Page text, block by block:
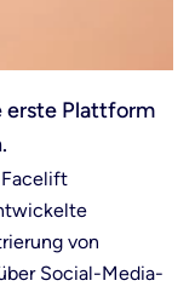
erste Plattform
von
Social-Media-